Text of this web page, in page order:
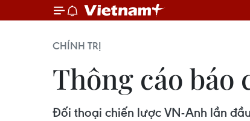
CHÍNH TRỊ
Thông cáo
Đối thoại chiến lược VN-Anh lần